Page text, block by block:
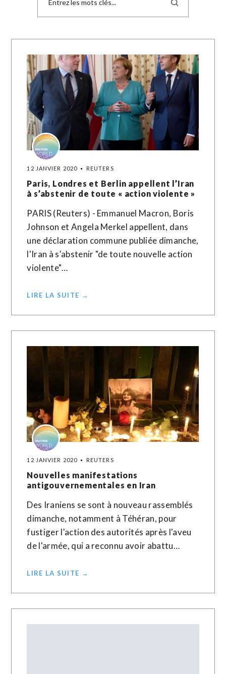
12 JANVIER 2020 REUTERS
Paris, Londres et Berlin appellent l’Iran
à s’abstenir de toute « action violente »
PARIS (Reuters) - Emmanuel Macron, Boris
Johnson et Angela Merkel appellent, dans
une déclaration commune publiée dimanche,
l'Iran à s'abstenir "de toute nouvelle action
violente"…
LIRE LA SUITE →
12 JANVIER 2020 REUTERS
Nouvelles manifestations
antigouvernementales en Iran
Des Iraniens se sont à nouveau rassemblés
dimanche, notamment à Téhéran, pour
fustiger l'action des autorités après l'aveu
de l'armée, qui a reconnu avoir abattu…
LIRE LA SUITE →